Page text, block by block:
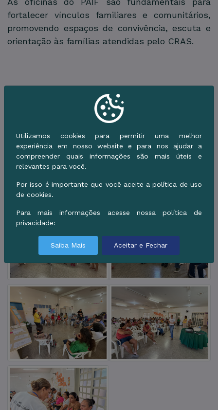
fortalecer vínculos familiares e comunitários,
promovendo espaços de convivência, escuta e
orientação às famílias atendidas pelo CRAS.
Galeria de Imagens
Utilizamos cookies para permitir uma melhor
experiência em nosso website e para nos ajudar a
compreender quais informações são mais úteis e
relevantes para você.
Por isso é importante que você aceite a política de uso
de cookies.
Para mais informações acesse nossa política de
privacidade:
Saiba Mais Aceitar e Fechar